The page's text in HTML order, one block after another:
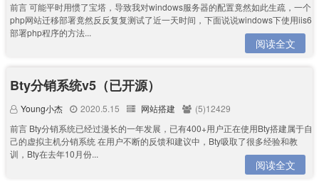
前言 可能平时用惯了宝塔，导致我对windows服务器的配置竟然如此生疏，一个
php网站迁移部署竟然反反复复测试了近一天时间，下面说说windows下使用iis6
部署php程序的方法...
阅读全文
Bty分销系统v5（已开源）
Young小杰 2020.5.15 网站搭建
(5)12429
前言 Bty分销系统已经过漫长的一年发展，已有400+用户正在使用Bty搭建属于自
己的虚拟主机分销系统 在用户不断的反馈和建议中，Bty吸取了很多经验和教
训，Bty在去年10月份...
阅读全文